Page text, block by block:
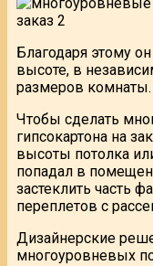
Благодаря этому
высоте, в
размеров комнаты.
Чтобы сделать
гипсокартона на
высоты потолка
попадал в
застеклить часть
переплетов с
Дизайнерские
многоуровневых